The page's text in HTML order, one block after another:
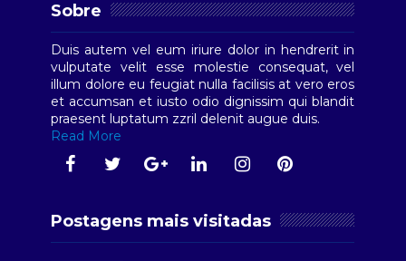
Sobre
Duis autem vel eum iriure dolor in hendrerit in
vulputate velit esse molestie consequat, vel
illum dolore eu feugiat nulla facilisis at vero eros
et accumsan et iusto odio dignissim qui blandit
praesent luptatum zzril delenit augue duis.
Read More
Postagens mais visitadas